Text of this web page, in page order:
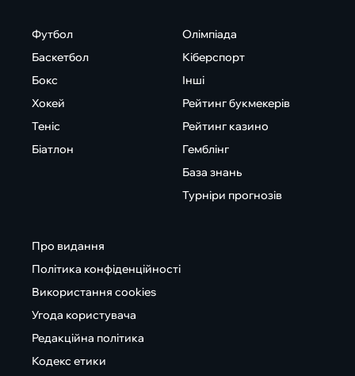
Футбол
Баскетбол
Бокс
Хокей
Теніс
Біатлон
Олімпіада
Кіберспорт
Інші
Рейтинг букмекерів
Рейтинг казино
Гемблінг
База знань
Турніри прогнозів
Про видання
Політика конфіденційності
Використання cookies
Угода користувача
Редакційна політика
Кодекс етики